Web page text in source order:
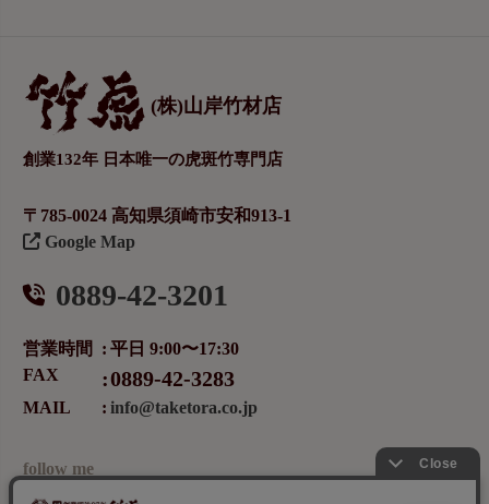
(株)山岸竹材店
創業132年 日本唯一の虎斑竹専門店
〒785-0024 高知県須崎市安和913-1
Google Map
0889-42-3201
営業時間
平日 9:00〜17:30
FAX
0889-42-3283
MAIL info@taketora.co.jp
follow me